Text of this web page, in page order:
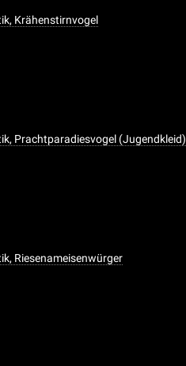
Krähenstirnvogel
Prachtparadiesvogel (Jugendkleid)
Riesenameisenwürger